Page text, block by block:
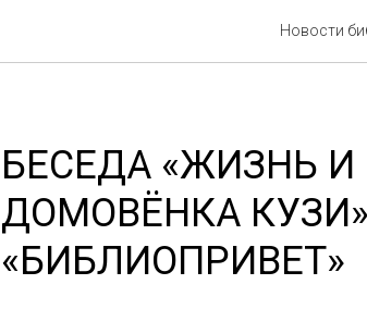
Новости
БЕСЕДА «ЖИЗНЬ
ДОМОВЁНКА
«БИБЛИОПРИВЕТ»